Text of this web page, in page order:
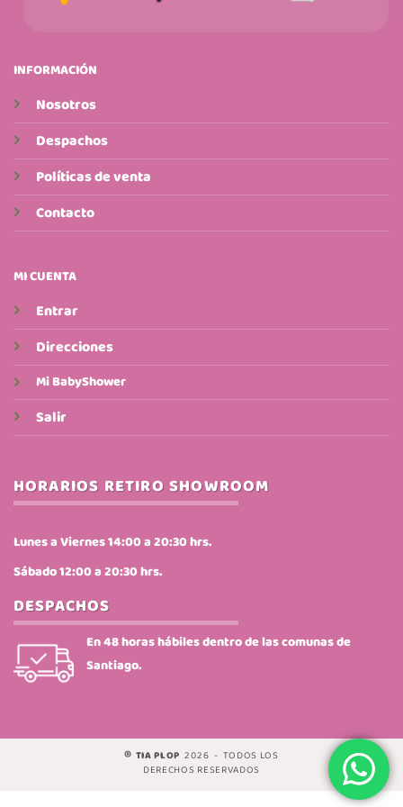
INFORMACIÓN
Nosotros
Despachos
Políticas de venta
Contacto
MI CUENTA
Entrar
Direcciones
Mi BabyShower
Salir
HORARIOS RETIRO SHOWROOM
Lunes a Viernes 14:00 a 20:30 hrs.
Sábado 12:00 a 20:30 hrs.
DESPACHOS
En 48 horas hábiles dentro de las comunas de
Santiago.
® TIA PLOP 2026 - TODOS LOS
DERECHOS RESERVADOS